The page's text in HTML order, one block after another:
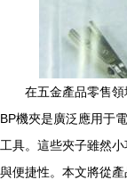
在五金產品零售領
BP機夾是廣泛應用于
工具。這些夾子雖然
與便捷性。本文將從